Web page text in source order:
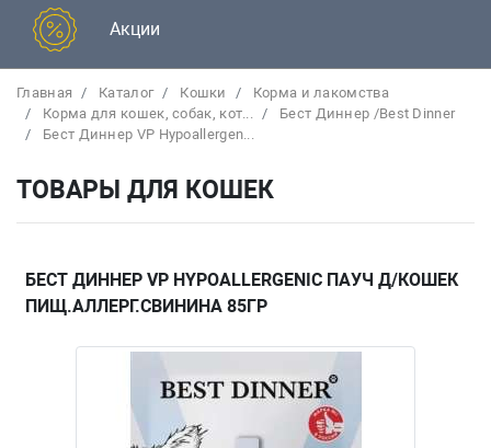
Акции
Главная Каталог Кошки
Корма и лакомства
Корма для кошек, собак, кот...
Бест Диннер /Best Dinner
Бест Диннер VP Hypoallergen...
ТОВАРЫ ДЛЯ КОШЕК
БЕСТ ДИННЕР VP HYPOALLERGENIC ПАУЧ Д/КОШЕК
ПИЩ.АЛЛЕРГ.СВИНИНА 85ГР